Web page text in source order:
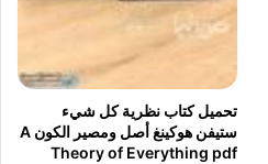
تحميل كتاب نظرية كل شيء
ستيفن هوكينغ أصل ومصير الكون A
Theory of Everything pdf